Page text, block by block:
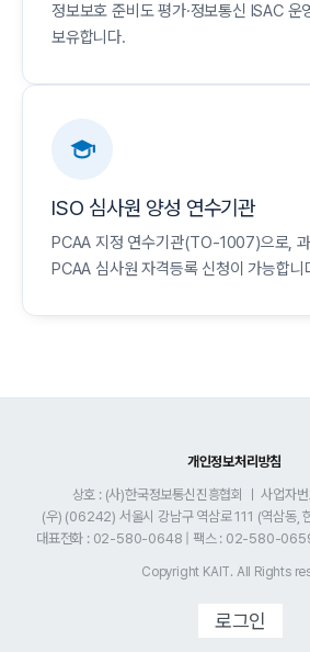
정보보호 준비도 평가·정보통신 ISAC 운
보유합니다.
ISO 심사원 양성 연수기관
PCAA 지정 연수기관(TO-1007)으로, 과
PCAA 심사원 자격등록 신청이 가능합니
개인정보처리방침
상호 : (사)한국정보통신진흥협회 ㅣ 사업
(우) (06242) 서울시 강남구 역삼로 111 (역삼동,
대표전화 : 02-580-0648 | 팩스 : 02-580-
로그인